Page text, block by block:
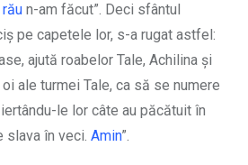
rău n-am făcut”. Deci sfântul
pe capetele lor, s-a rugat astfel:
ajută roabelor Tale, Achilina şi
ale turmei Tale, ca să se numere
le lor câte au păcătuit în
slava în veci. Amin”.